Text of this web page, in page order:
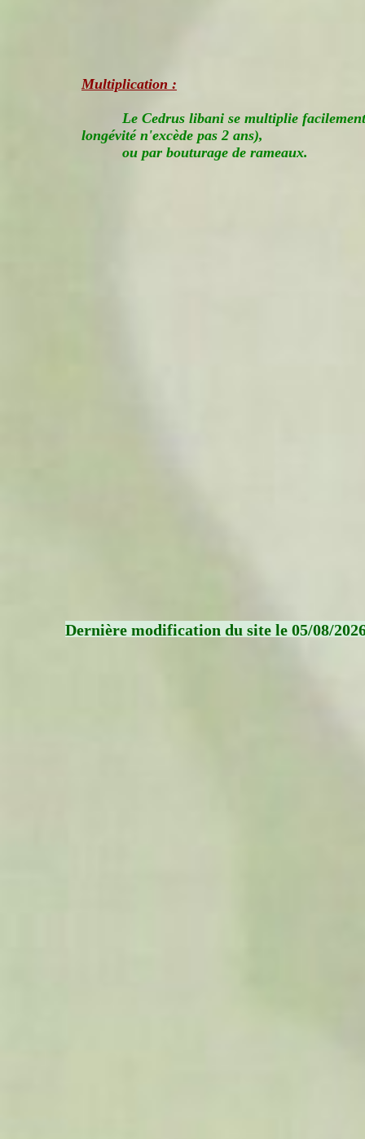
Multiplication :
Le Cedrus libani se multiplie
longévité n'excède pas 2 ans),
ou par bouturage de rameaux.
Dernière modification du site le 05/08/